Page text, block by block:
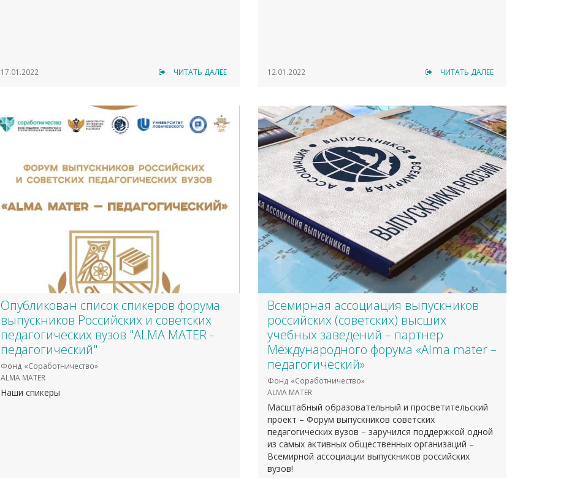
17.01.2022 ЧИТАТЬ ДАЛЕЕ 12.01.2022 ЧИТАТЬ ДАЛЕЕ
Опубликован список спикеров форума
выпускников Российских и советских
педагогических вузов "ALMA MATER -
педагогический"
Фонд «Соработничество»
ALMA MATER
Наши спикеры
Всемирная ассоциация выпускников
российских (советских) высших
учебных заведений – партнер
Международного форума «Alma mater –
педагогический»
Фонд «Соработничество»
ALMA MATER
Масштабный образовательный и просветительский
проект – Форум выпускников советских
педагогических вузов – заручился поддержкой одной
из самых активных общественных организаций –
Всемирной ассоциации выпускников российских
вузов!